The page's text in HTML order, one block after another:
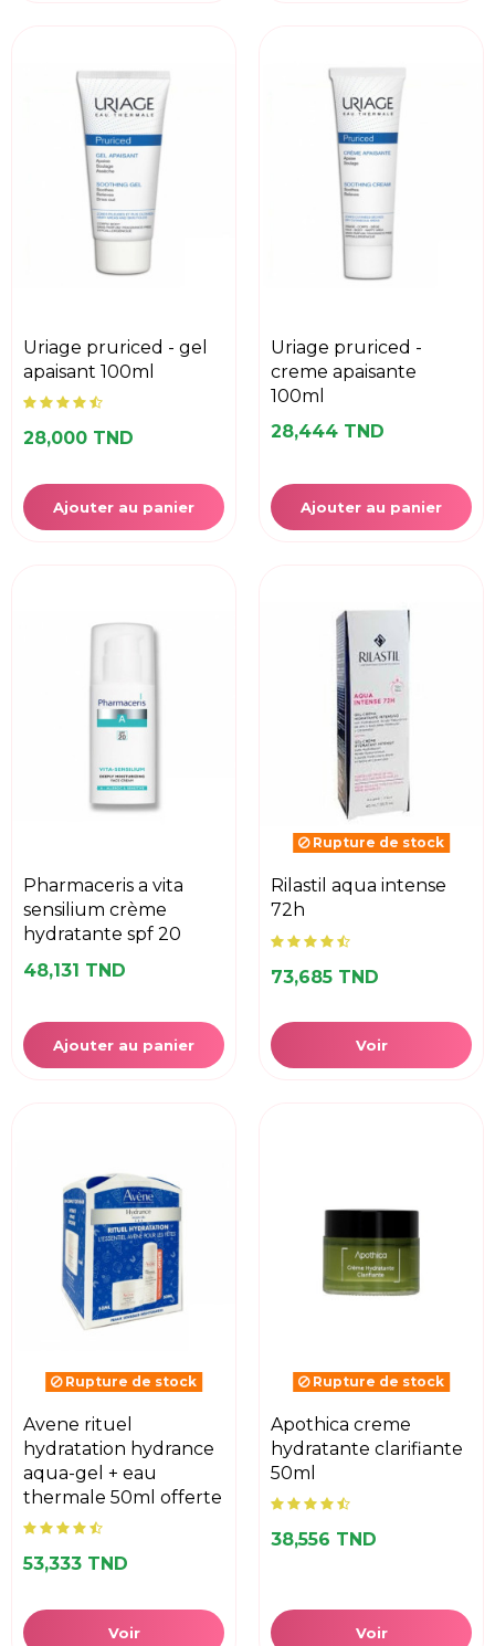
uriage pruriced - gel
apaisant 100ml
28,000 TND
Ajouter au panier
uriage pruriced -
creme apaisante
100ml
28,444 TND
Ajouter au panier
pharmaceris a vita
sensilium crème
hydratante spf 20
48,131 TND
Ajouter au panier
Rupture de stock
rilastil aqua intense
72h
73,685 TND
Voir
Rupture de stock
avene rituel
hydratation hydrance
aqua-gel + eau
thermale 50ml offerte
53,333 TND
Voir
Rupture de stock
apothica creme
hydratante clarifiante
50ml
38,556 TND
Voir